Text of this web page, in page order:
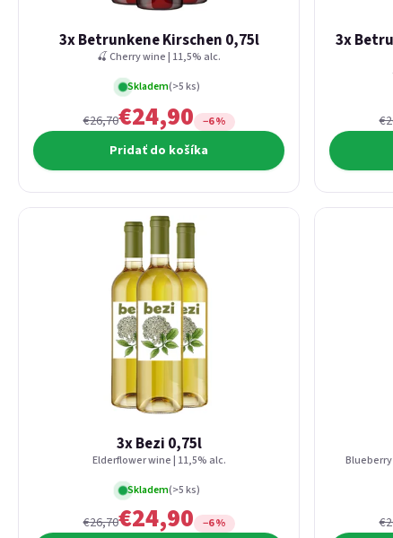
3x Betrunkene Kirschen 0,75l
🍒 Cherry wine | 11,5% alc.
Skladem(>5 ks)
€26,70€24,90 −6 %
Pridať do košíka
3x
3x Bezi 0,75l
Elderflower wine | 11,5% alc.
Skladem(>5 ks)
€26,70€24,90 −6 %